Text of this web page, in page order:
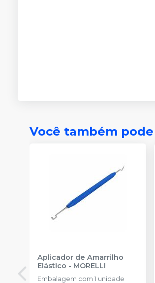
Você também
Aplicador de Amarrilho
Elástico - MORELLI
Embalagem com 1 unidade